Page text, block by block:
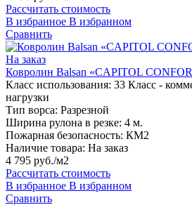
Рассчитать стоимость
В избранное В избранном
Сравнить
На заказ
Ковролин Balsan «CAPITOL
Класс использования: 33 Класс -
нагрузки
Тип ворса: Разрезной
Ширина рулона в резке: 4 м.
Пожарная безопасность: КМ2
Наличие товара: На заказ
4 795 руб./м2
Рассчитать стоимость
В избранное В избранном
Сравнить